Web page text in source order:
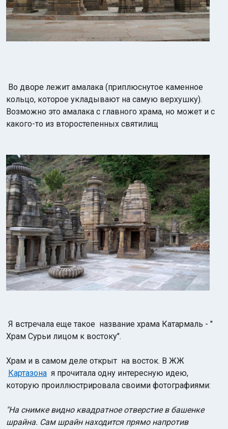
Во дворе лежит амалака (приплюснутое каменное
кольцо, которое укладывают на самую верхушку).
Возможно это амалака с главного храма, но может и с
какого-то из второстепенных святилищ
Я встречала еще такое название храма Катармаль - "
Храм Сурьи лицом к востоку".
Храм и в самом деле открыт на восток. В ЖЖ
Картазона я прочитала одну интересную идею,
которую проиллюстрировала своими фотографиями:
"На снимке видно квадратное отверстие в башенке
шрайна. Сам шрайн находится прямо напротив